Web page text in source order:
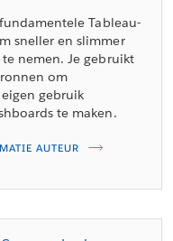
Tableau-
sneller en slimmer
nemen. Je gebruikt
om
gebruik
te maken.
AUTEUR